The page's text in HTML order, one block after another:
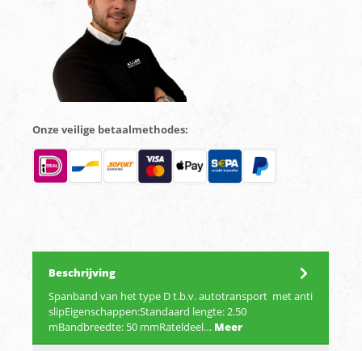
Onze veilige betaalmethodes:
Beschrijving
Spanband van het type D t.b.v. autotransport met anti
slipEigenschappen:Standaard lengte: 2.50
mBandbreedte: 50 mmRateldeel… Meer